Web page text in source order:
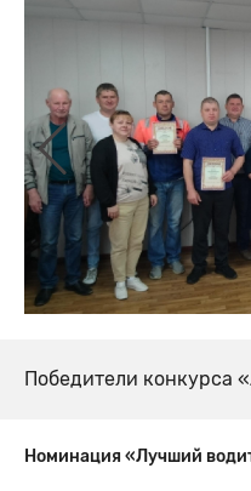
Победители конкурса
Номинация «Лучший